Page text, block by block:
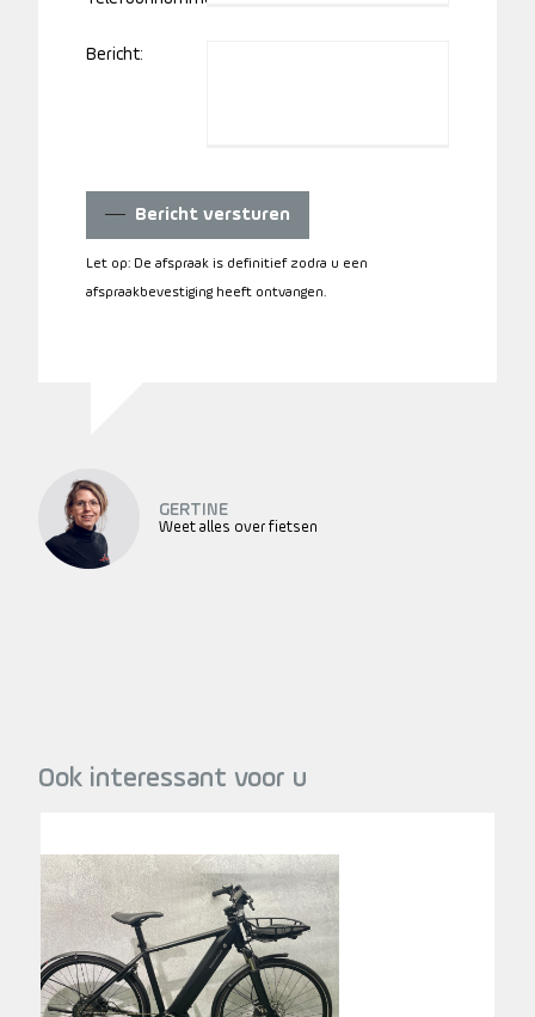
Bericht:
Bericht versturen
Let op: De afspraak is definitief zodra u een
afspraakbevestiging heeft ontvangen.
GERTINE
Weet alles over fietsen
Ook interessant voor u